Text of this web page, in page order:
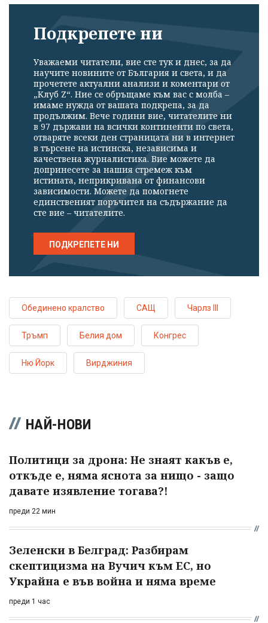
Подкрепете ни
Уважаеми читатели, вие сте тук и днес, за да
научите новините от България и света, и да
прочетете актуални анализи и коментари от
„Клуб Z“. Ние се обръщаме към вас с молба –
имаме нужда от вашата подкрепа, за да
продължим. Вече години вие, читателите ни
в 97 държави на всички континенти по света,
отваряте всеки ден страницата ни в интернет
в търсене на истинска, независима и
качествена журналистика. Вие можете да
допринесете за нашия стремеж към
истината, неприкривана от финансови
зависимости. Можете да помогнете
единственият поръчител на съдържание да
сте вие – читателите.
ПОДКРЕПЕТЕ НИ
Обединено кралство САЩ Чарлз III
Тръмп Белия дом Конгрес
Ню Йорк Вирджиния
НАЙ-НОВИ
Политици за дрона: Не знаят какъв е,
откъде е, няма яснота за нищо - защо
давате изявление тогава?!
преди 22 мин
Зеленски в Белград: Разбирам
скептицизма на Вучич към ЕС, но
Украйна е във война и няма време
преди 1 час